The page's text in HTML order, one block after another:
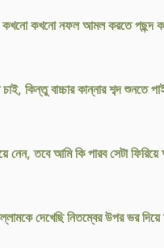
কখনো কখনো নফল আমল করতে পছন্দ
কিন্তু বাচ্চার কান্নার শব্দ
নেন, তবে আমি কি পারব সেটা
দেখেছি নিতম্বের উপর ভর